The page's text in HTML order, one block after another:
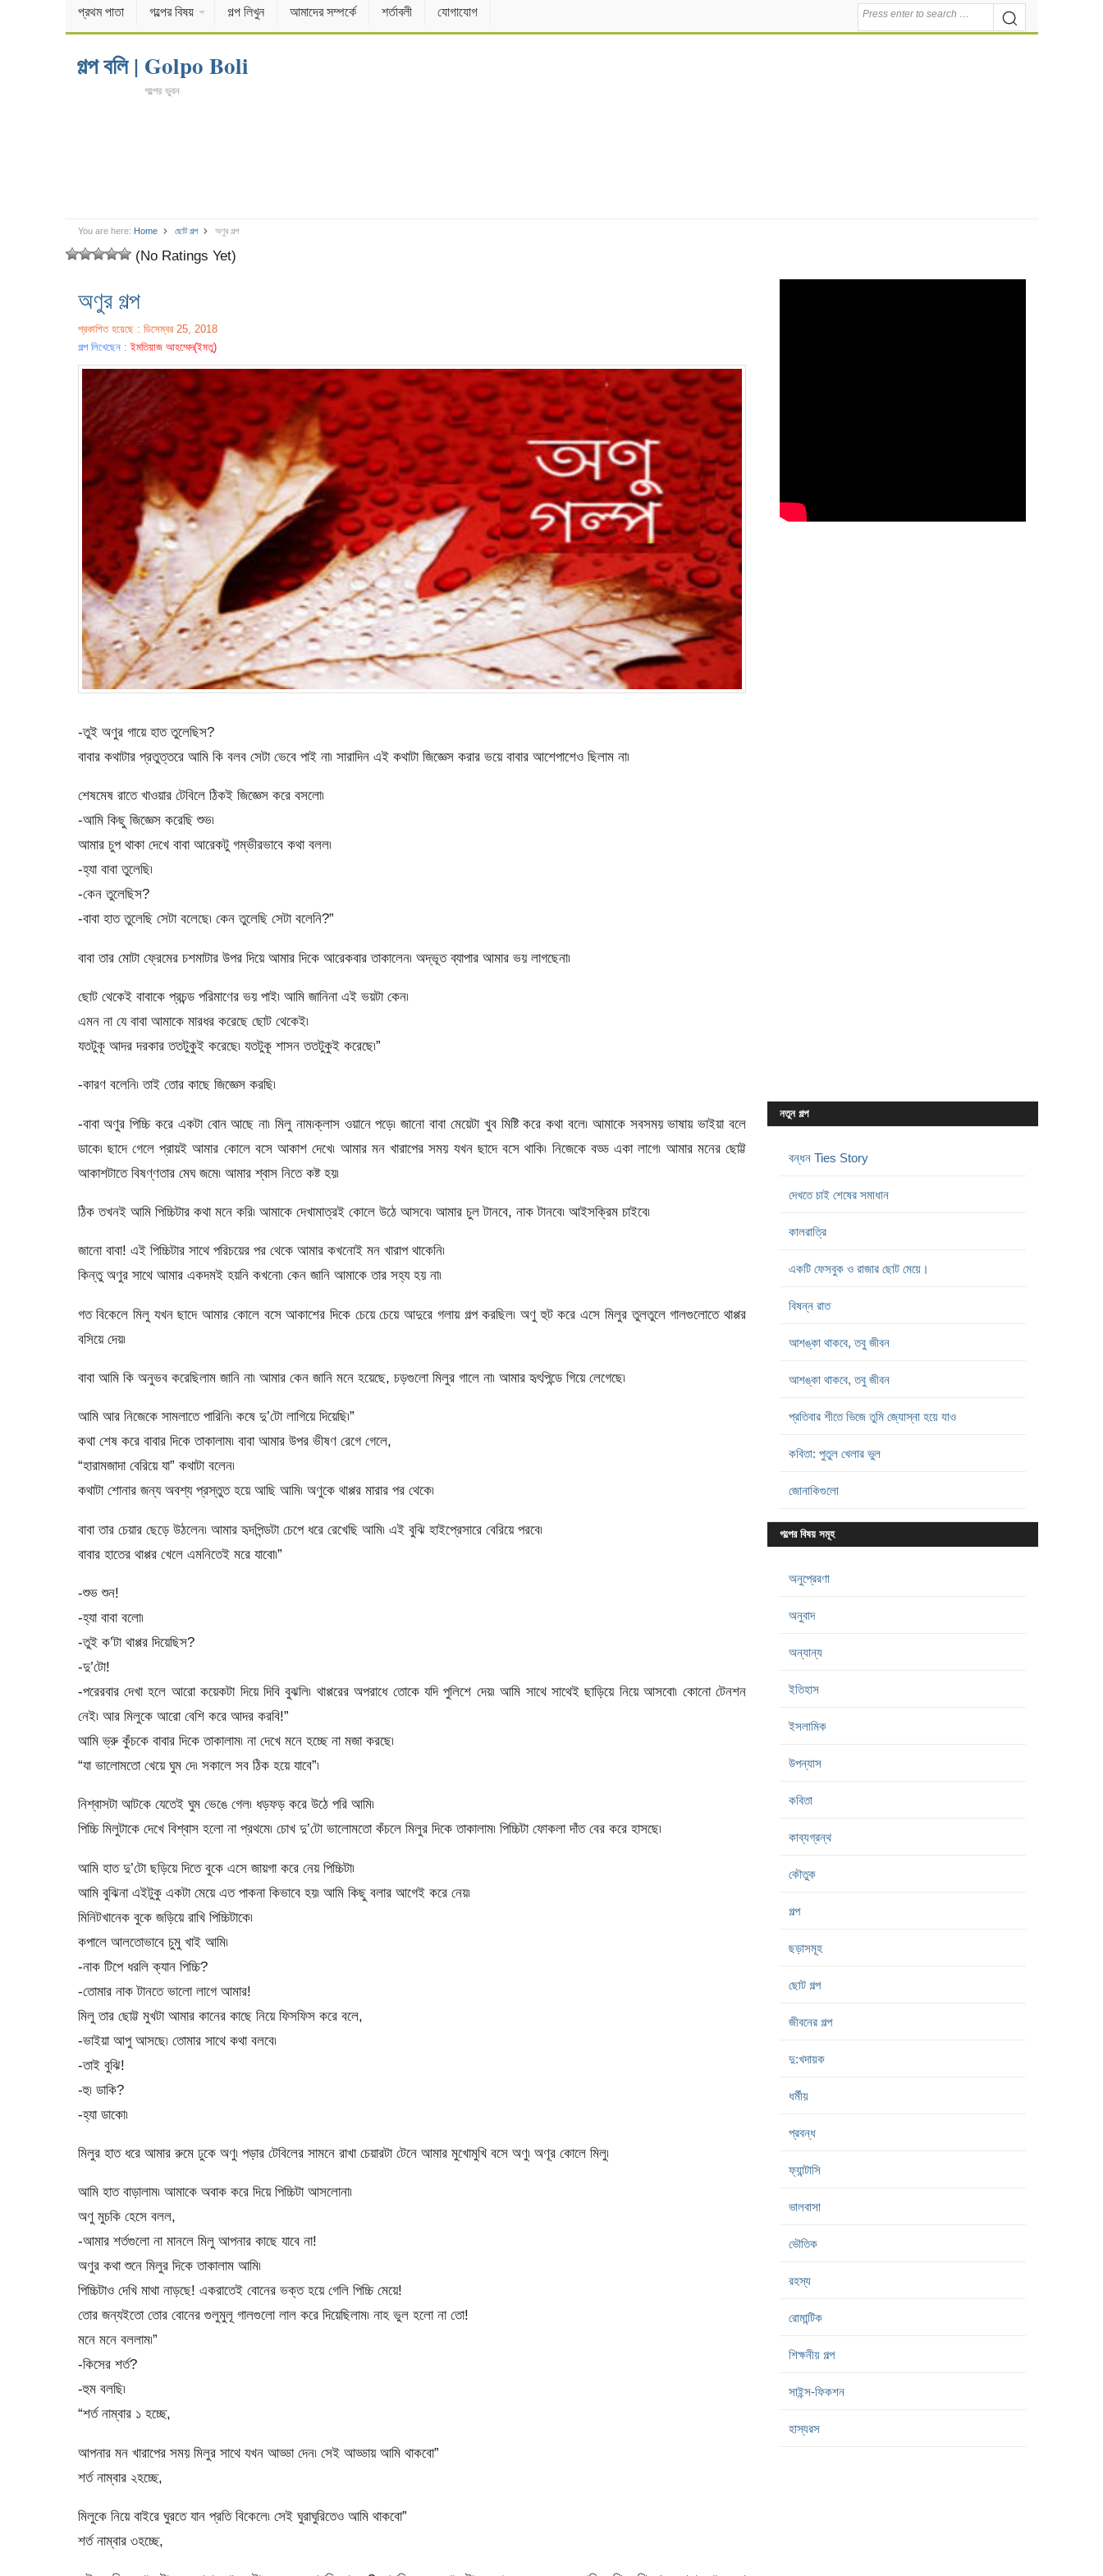
প্রথম পাতা গল্পের বিষয় গল্প লিখুন আমাদের সম্পর্কে শর্তাবলী যোগাযোগ
গল্প বলি | Golpo Boli
গল্পের ভুবন
You are here: Home ছোট গল্প অণুর গল্প
(No Ratings Yet)
অণুর গল্প
প্রকাশিত হয়েছে : ডিসেম্বর 25, 2018
গল্প লিখেছেন :ইমতিয়াজ আহম্মেদ(ইমতু)
-তুই অণুর গায়ে হাত তুলেছিস?
বাবার কথাটার প্রতুত্তরে আমি কি বলব সেটা ভেবে পাই না৷ সারাদিন এই কথাটা জিজ্ঞেস করার ভয়ে বাবার আশেপাশেও ছিলাম না৷
শেষমেষ রাতে খাওয়ার টেবিলে ঠিকই জিজ্ঞেস করে বসলো৷
-আমি কিছু জিজ্ঞেস করেছি শুভ৷
আমার চুপ থাকা দেখে বাবা আরেকটু গম্ভীরভাবে কথা বলল৷
-হ্যা বাবা তুলেছি৷
-কেন তুলেছিস?
-বাবা হাত তুলেছি সেটা বলেছে৷ কেন তুলেছি সেটা বলেনি?”
বাবা তার মোটা ফ্রেমের চশমাটার উপর দিয়ে আমার দিকে আরেকবার তাকালেন৷ অদ্ভূত ব্যাপার আমার ভয় লাগছেনা৷
ছোট থেকেই বাবাকে প্রচন্ড পরিমাণের ভয় পাই৷ আমি জানিনা এই ভয়টা কেন৷
এমন না যে বাবা আমাকে মারধর করেছে ছোট থেকেই৷
যতটুকূ আদর দরকার ততটুকুই করেছে৷ যতটুকূ শাসন ততটুকুই করেছে৷”
-কারণ বলেনি৷ তাই তোর কাছে জিজ্ঞেস করছি৷
-বাবা অণুর পিচ্চি করে একটা বোন আছে না৷ মিলু নাম৷ক্লাস ওয়ানে পড়ে৷ জানো বাবা মেয়েটা খুব মিষ্টি করে কথা বলে৷ আমাকে সবসময় ভাষায় ভাইয়া বলে
ডাকে৷ ছাদে গেলে প্রায়ই আমার কোলে বসে আকাশ দেখে৷ আমার মন খারাপের সময় যখন ছাদে বসে থাকি৷ নিজেকে বড্ড একা লাগে৷ আমার মনের ছোট্ট
আকাশটাতে বিষণ্ণতার মেঘ জমে৷ আমার শ্বাস নিতে কষ্ট হয়৷
ঠিক তখনই আমি পিচ্চিটার কথা মনে করি৷ আমাকে দেখামাত্রই কোলে উঠে আসবে৷ আমার চুল টানবে, নাক টানবে৷ আইসক্রিম চাইবে৷
জানো বাবা! এই পিচ্চিটার সাথে পরিচয়ের পর থেকে আমার কখনোই মন খারাপ থাকেনি৷
কিন্তু অণুর সাথে আমার একদমই হয়নি কখনো৷ কেন জানি আমাকে তার সহ্য হয় না৷
গত বিকেলে মিলু যখন ছাদে আমার কোলে বসে আকাশের দিকে চেয়ে চেয়ে আদুরে গলায় গল্প করছিল৷ অণু হুট করে এসে মিলুর তুলতুলে গালগুলোতে থাপ্পর
বসিয়ে দেয়৷
বাবা আমি কি অনুভব করেছিলাম জানি না৷ আমার কেন জানি মনে হয়েছে, চড়গুলো মিলুর গালে না৷ আমার হৃৎপিন্ডে গিয়ে লেগেছে৷
আমি আর নিজেকে সামলাতে পারিনি৷ কষে দু’টো লাগিয়ে দিয়েছি৷”
কথা শেষ করে বাবার দিকে তাকালাম৷ বাবা আমার উপর ভীষণ রেগে গেলে,
“হারামজাদা বেরিয়ে যা” কথাটা বলেন৷
কথাটা শোনার জন্য অবশ্য প্রস্তুত হয়ে আছি আমি৷ অণুকে থাপ্পর মারার পর থেকে৷
বাবা তার চেয়ার ছেড়ে উঠলেন৷ আমার হৃদপিন্ডটা চেপে ধরে রেখেছি আমি৷ এই বুঝি হাইপ্রেসারে বেরিয়ে পরবে৷
বাবার হাতের থাপ্পর খেলে এমনিতেই মরে যাবো৷”
-শুভ শুন!
-হ্যা বাবা বলো৷
-তুই ক’টা থাপ্পর দিয়েছিস?
-দু’টো!
-পরেরবার দেখা হলে আরো কয়েকটা দিয়ে দিবি বুঝলি৷ থাপ্পরের অপরাধে তোকে যদি পুলিশে দেয়৷ আমি সাথে সাথেই ছাড়িয়ে নিয়ে আসবো৷ কোনো টেনশন
নেই৷ আর মিলুকে আরো বেশি করে আদর করবি!”
আমি ভ্রু কুঁচকে বাবার দিকে তাকালাম৷ না দেখে মনে হচ্ছে না মজা করছে৷
“যা ভালোমতো খেয়ে ঘুম দে৷ সকালে সব ঠিক হয়ে যাবে”৷
নিশ্বাসটা আটকে যেতেই ঘুম ভেঙে গেল৷ ধড়ফড় করে উঠে পরি আমি৷
পিচ্চি মিলুটাকে দেখে বিশ্বাস হলো না প্রথমে৷ চোখ দু’টো ভালোমতো কঁচলে মিলুর দিকে তাকালাম৷ পিচ্চিটা ফোকলা দাঁত বের করে হাসছে৷
আমি হাত দু’টো ছড়িয়ে দিতে বুকে এসে জায়গা করে নেয় পিচ্চিটা৷
আমি বুঝিনা এইটুকু একটা মেয়ে এত পাকনা কিভাবে হয়৷ আমি কিছু বলার আগেই করে নেয়৷
মিনিটখানেক বুকে জড়িয়ে রাখি পিচ্চিটাকে৷
কপালে আলতোভাবে চুমু খাই আমি৷
-নাক টিপে ধরলি ক্যান পিচ্চি?
-তোমার নাক টানতে ভালো লাগে আমার!
মিলু তার ছোট্ট মুখটা আমার কানের কাছে নিয়ে ফিসফিস করে বলে,
-ভাইয়া আপু আসছে৷ তোমার সাথে কথা বলবে৷
-তাই বুঝি!
-হু৷ ডাকি?
-হ্যা ডাকো৷
মিলুর হাত ধরে আমার রুমে ঢুকে অণু৷ পড়ার টেবিলের সামনে রাখা চেয়ারটা টেনে আমার মুখোমুখি বসে অণু৷ অণূর কোলে মিলু৷
আমি হাত বাড়ালাম৷ আমাকে অবাক করে দিয়ে পিচ্চিটা আসলোনা৷
অণু মুচকি হেসে বলল,
-আমার শর্তগুলো না মানলে মিলু আপনার কাছে যাবে না!
অণুর কথা শুনে মিলুর দিকে তাকালাম আমি৷
পিচ্চিটাও দেখি মাথা নাড়ছে! একরাতেই বোনের ভক্ত হয়ে গেলি পিচ্চি মেয়ে!
তোর জন্যইতো তোর বোনের গুলুমুলূ গালগুলো লাল করে দিয়েছিলাম৷ নাহ ভুল হলো না তো!
মনে মনে বললাম৷”
-কিসের শর্ত?
-হুম বলছি৷
“শর্ত নাম্বার ১ হচ্ছে,
আপনার মন খারাপের সময় মিলুর সাথে যখন আড্ডা দেন৷ সেই আড্ডায় আমি থাকবো”
শর্ত নাম্বার ২হচ্ছে,
মিলুকে নিয়ে বাইরে ঘুরতে যান প্রতি বিকেলে৷ সেই ঘুরাঘুরিতেও আমি থাকবো”
শর্ত নাম্বার ৩হচ্ছে,
নতুন গল্প
বন্ধন Ties Story
দেখতে চাই শেষের সমাধান
কালরাত্রি
একটি ফেসবুক ও রাজার ছোট মেয়ে।
বিষন্ন রাত
আশঙ্কা থাকবে, তবু জীবন
আশঙ্কা থাকবে, তবু জীবন
প্রতিবার শীতে ভিজে তুমি জ্যোস্না হয়ে যাও
কবিতা: পুতুল খেলার ভুল
জোনাকিগুলো
গল্পের বিষয় সমূহ
অনুপ্রেরণা
অনুবাদ
অন্যান্য
ইতিহাস
ইসলামিক
উপন্যাস
কবিতা
কাব্যগ্রন্থ
কৌতুক
গল্প
ছড়াসমূহ
ছোট গল্প
জীবনের গল্প
দু:খদায়ক
ধর্মীয়
প্রবন্ধ
ফ্যান্টাসি
ভালবাসা
ভৌতিক
রহস্য
রোমান্টিক
শিক্ষনীয় গল্প
সাইন্স-ফিকশন
হাস্যরস